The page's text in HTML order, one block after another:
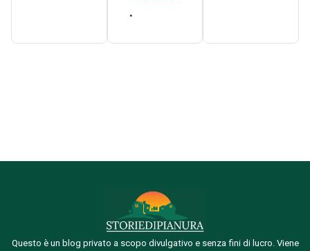
.
Questo è un blog privato a scopo divulgativo e senza fini di lucro. Viene